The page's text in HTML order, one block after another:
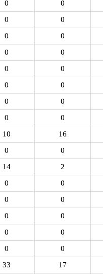
0 0
0 0
0 0
0 0
0 0
0 0
0 0
0 0
10 16
0 0
14 2
0 0
0 0
0 0
0 0
0 0
33 17